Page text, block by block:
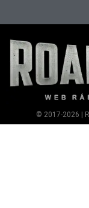
© 2017-2026 |